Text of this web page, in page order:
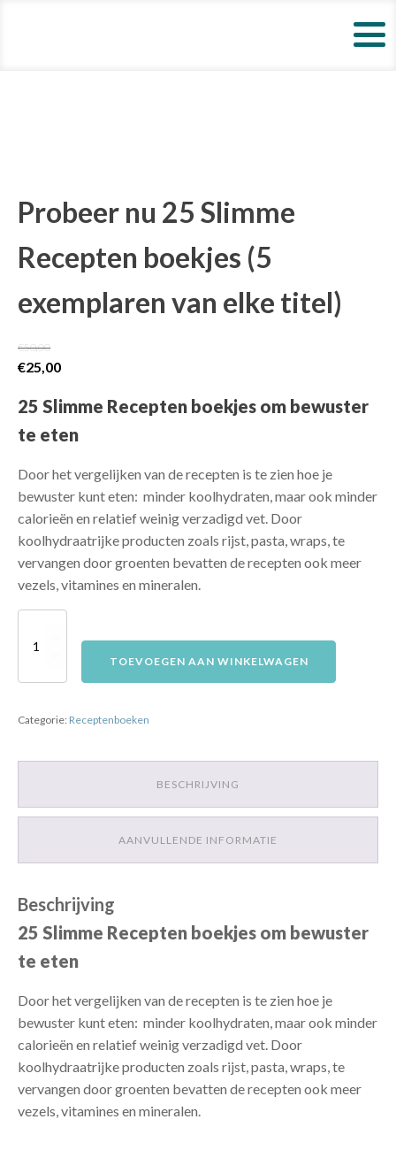
Probeer nu 25 Slimme
Recepten boekjes (5
exemplaren van elke titel)
€50,00
Oorspronkelijke
was:
€50,00.
€25,00Huidige
is:
€25,00.
25 Slimme Recepten boekjes om bewuster
te eten
Door het vergelijken van de recepten is te zien hoe je
bewuster kunt eten: minder koolhydraten, maar ook minder
calorieën en relatief weinig verzadigd vet. Door
koolhydraatrijke producten zoals rijst, pasta, wraps, te
vervangen door groenten bevatten de recepten ook meer
vezels, vitamines en mineralen.
nu
25
Recepten
exemplaren
aantal
TOEVOEGEN AAN WINKELWAGEN
Categorie: Receptenboeken
BESCHRIJVING
AANVULLENDE INFORMATIE
Beschrijving
25 Slimme Recepten boekjes om bewuster
te eten
Door het vergelijken van de recepten is te zien hoe je
bewuster kunt eten: minder koolhydraten, maar ook minder
calorieën en relatief weinig verzadigd vet. Door
koolhydraatrijke producten zoals rijst, pasta, wraps, te
vervangen door groenten bevatten de recepten ook meer
vezels, vitamines en mineralen.